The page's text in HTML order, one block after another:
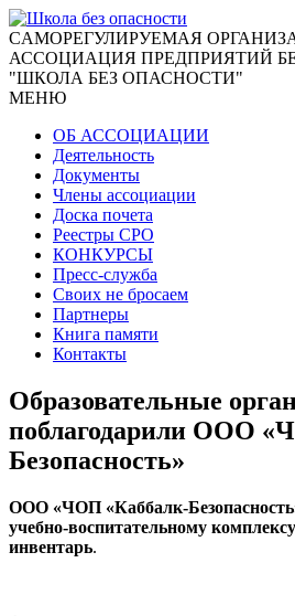
CАМОРЕГУЛИРУЕМАЯ
АССОЦИАЦИЯ ПРЕДПРИЯТИЙ
"ШКОЛА БЕЗ ОПАСНОСТИ"
МЕНЮ
ОБ АССОЦИАЦИИ
Деятельность
Документы
Члены ассоциации
Доска почета
Реестры СРО
КОНКУРСЫ
Пресс-служба
Своих не бросаем
Партнеры
Книга памяти
Контакты
Образовательные
поблагодарили ООО
Безопасность»
ООО «ЧОП «Каббалк-
учебно-воспитательному
инвентарь.